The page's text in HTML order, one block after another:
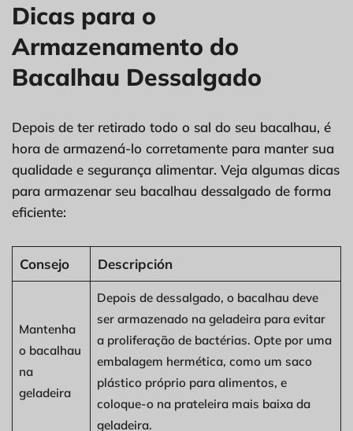
Dicas para o
Armazenamento do
Bacalhau Dessalgado
Depois de ter retirado todo o sal do seu bacalhau, é
hora de armazená-lo corretamente para manter sua
qualidade e segurança alimentar. Veja algumas dicas
para armazenar seu bacalhau dessalgado de forma
eficiente:
Consejo Descripción
Mantenha
o bacalhau
na
geladeira
Depois de dessalgado, o bacalhau deve
ser armazenado na geladeira para evitar
a proliferação de bactérias. Opte por uma
embalagem hermética, como um saco
plástico próprio para alimentos, e
coloque-o na prateleira mais baixa da
geladeira.